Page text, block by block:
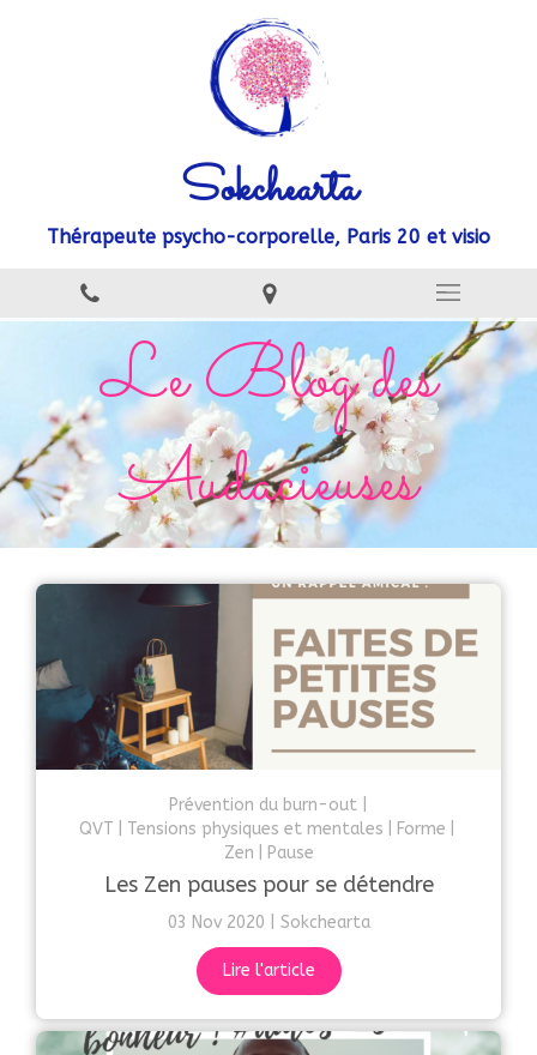
Sokchearta
Thérapeute psycho-corporelle, Paris 20 et visio
Le Blog des
Audacieuses
Prévention du burn-out
QVT
Tensions physiques et mentales
Forme
Zen
Pause
Les Zen pauses pour se détendre
03 Nov 2020 Sokchearta
Lire l'article